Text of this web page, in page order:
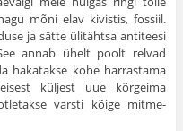
mõni elav kivistis, fossiil.
ja sätte ülitähtsa antiteesi
annab ühelt poolt relvad
hakatakse kohe harrastama
küljest uue kõrgeima
varsti kõige mitme­